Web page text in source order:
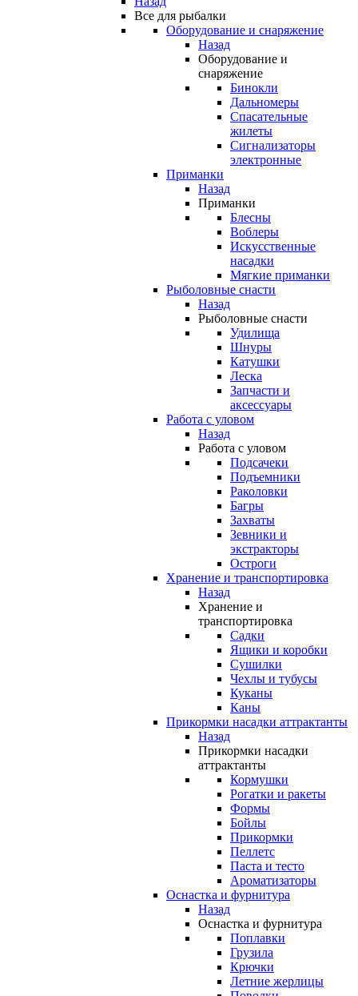
Все для рыбалки
Оборудование и снаряжение
Назад
Оборудование и
снаряжение
Бинокли
Дальномеры
Спасательные
жилеты
Сигнализаторы
электронные
Приманки
Назад
Приманки
Блесны
Воблеры
Искусственные
насадки
Мягкие приманки
Рыболовные снасти
Назад
Рыболовные снасти
Удилища
Шнуры
Катушки
Леска
Запчасти и
аксессуары
Работа с уловом
Назад
Работа с уловом
Подсачеки
Подъемники
Раколовки
Багры
Захваты
Зевники и
экстракторы
Остроги
Хранение и транспортировка
Назад
Хранение и
транспортировка
Садки
Ящики и коробки
Сушилки
Чехлы и тубусы
Куканы
Каны
Прикормки насадки аттрактанты
Назад
Прикормки насадки
аттрактанты
Кормушки
Рогатки и ракеты
Формы
Бойлы
Прикормки
Пеллетс
Паста и тесто
Ароматизаторы
Оснастка и фурнитура
Назад
Оснастка и фурнитура
Поплавки
Грузила
Крючки
Летние жерлицы